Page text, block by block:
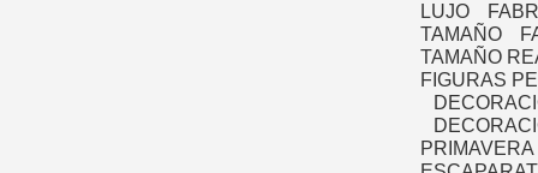
LUJO
TAMAÑO
TAMAÑO
FIGURAS
PRIMAVERA